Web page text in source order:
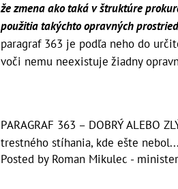
že zmena ako taká v štruktúre
použitia takýchto opravných
paragraf 363 je podľa neho do
voči nemu neexistuje žiadny
PARAGRAF 363 – DOBRÝ ALEBO
trestného stíhania, kde ešte nebol...
Posted by Roman Mikulec -